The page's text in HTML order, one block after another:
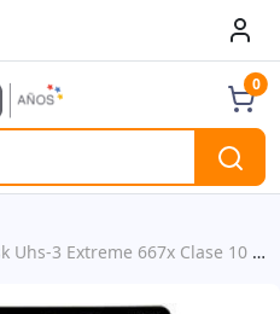
0
Memoria Microsd 32gb Sandisk Uhs-3 Extreme 667x Clase 10 P/n Sdsqxaf-032g